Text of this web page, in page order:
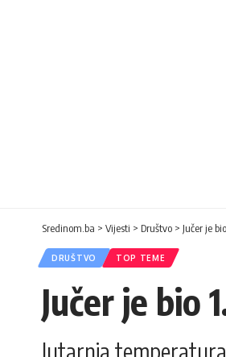
Sredinom.ba > Vijesti > Društvo > Jučer je
DRUŠTVO TOP TEME
Jučer je bio
Jutarnja